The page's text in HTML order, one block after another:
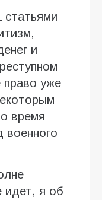
статьями
и
право уже
время
военного
идет, я об